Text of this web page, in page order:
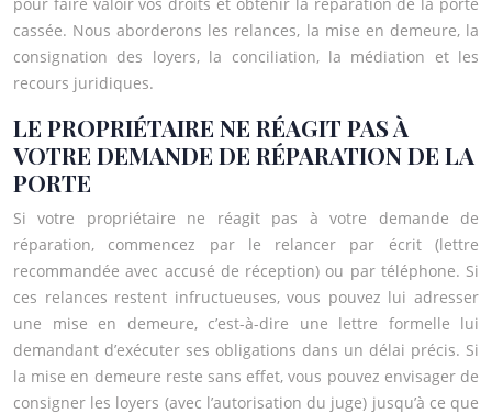
cassée. Nous aborderons les relances, la mise en demeure, la
consignation des loyers, la conciliation, la médiation et les
recours juridiques.
LE PROPRIÉTAIRE NE RÉAGIT PAS À
VOTRE DEMANDE DE RÉPARATION DE LA
PORTE
Si votre propriétaire ne réagit pas à votre demande de
réparation, commencez par le relancer par écrit (lettre
recommandée avec accusé de réception) ou par téléphone. Si
ces relances restent infructueuses, vous pouvez lui adresser
une mise en demeure, c’est-à-dire une lettre formelle lui
demandant d’exécuter ses obligations dans un délai précis. Si
la mise en demeure reste sans effet, vous pouvez envisager de
consigner les loyers (avec l’autorisation du juge) jusqu’à ce que